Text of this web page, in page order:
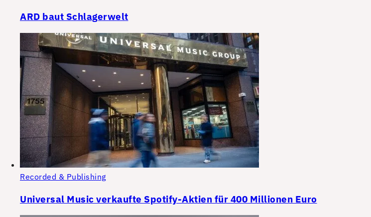
ARD baut Schlagerwelt
Recorded & Publishing
Universal Music verkaufte Spotify-Aktien für 400 Millionen Euro